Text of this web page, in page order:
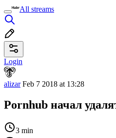
All streams
Login
alizarFeb 7 2018 at 13:28
Pornhub начал
3 min